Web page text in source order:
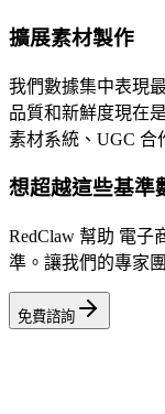
擴展素材製作
我們數據集中表現
品質和新鮮度現在
素材系統、UGC 合
想超越這些基準
RedClaw 幫助 電子
準。讓我們的專家
免費諮詢